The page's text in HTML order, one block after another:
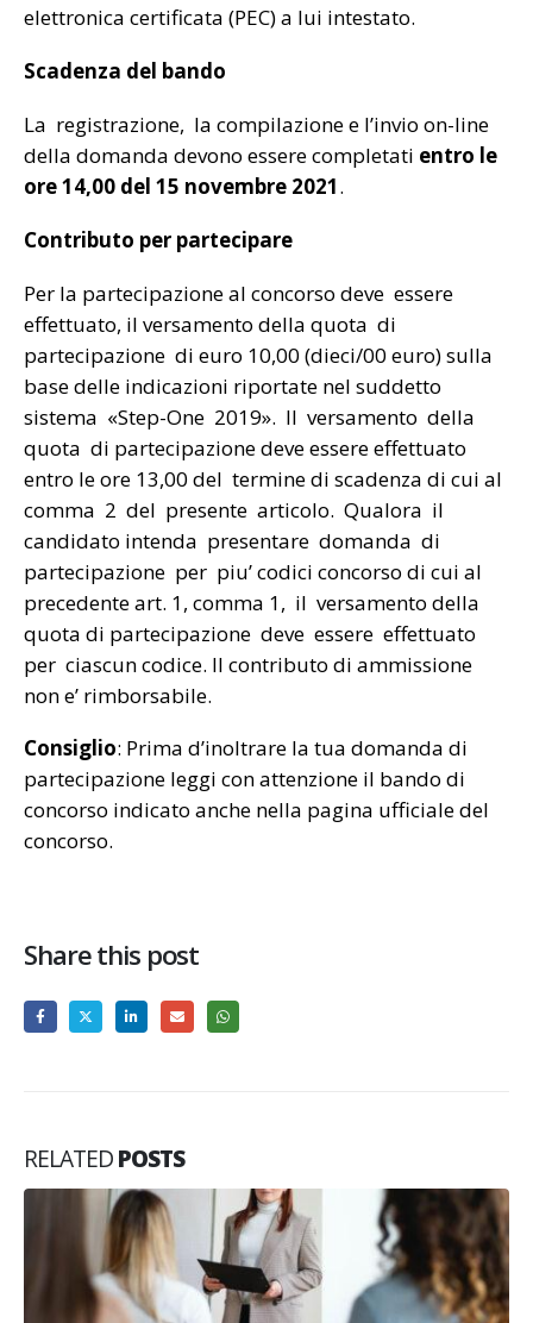
elettronica certificata (PEC) a lui intestato.
Scadenza del bando
La registrazione, la compilazione e l’invio on-line
della domanda devono essere completati entro le
ore 14,00 del 15 novembre 2021.
Contributo per partecipare
Per la partecipazione al concorso deve essere
effettuato, il versamento della quota di
partecipazione di euro 10,00 (dieci/00 euro) sulla
base delle indicazioni riportate nel suddetto
sistema «Step-One 2019». Il versamento della
quota di partecipazione deve essere effettuato
entro le ore 13,00 del termine di scadenza di cui al
comma 2 del presente articolo. Qualora il
candidato intenda presentare domanda di
partecipazione per piu’ codici concorso di cui al
precedente art. 1, comma 1, il versamento della
quota di partecipazione deve essere effettuato
per ciascun codice. Il contributo di ammissione
non e’ rimborsabile.
Consiglio: Prima d’inoltrare la tua domanda di
partecipazione leggi con attenzione il bando di
concorso indicato anche nella pagina ufficiale del
concorso.
Share this post
RELATEDPOSTS